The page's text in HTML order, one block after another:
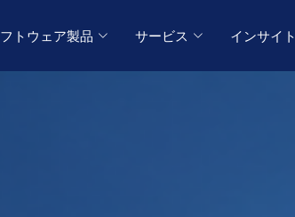
トウェア製品 サービス インサイト